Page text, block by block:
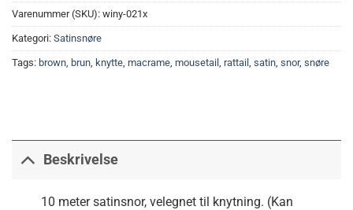
Varenummer (SKU): winy-021x
Kategori: Satinsnøre
Tags: brown, brun, knytte, macrame, mousetail , rattail , satin, snor, snøre
Beskrivelse
10 meter satinsnor, velegnet til knytning. (Kan